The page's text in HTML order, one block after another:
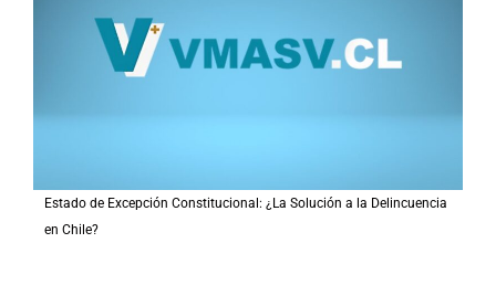
Estado de Excepción Constitucional: ¿La Solución a la Delincuencia
en Chile?